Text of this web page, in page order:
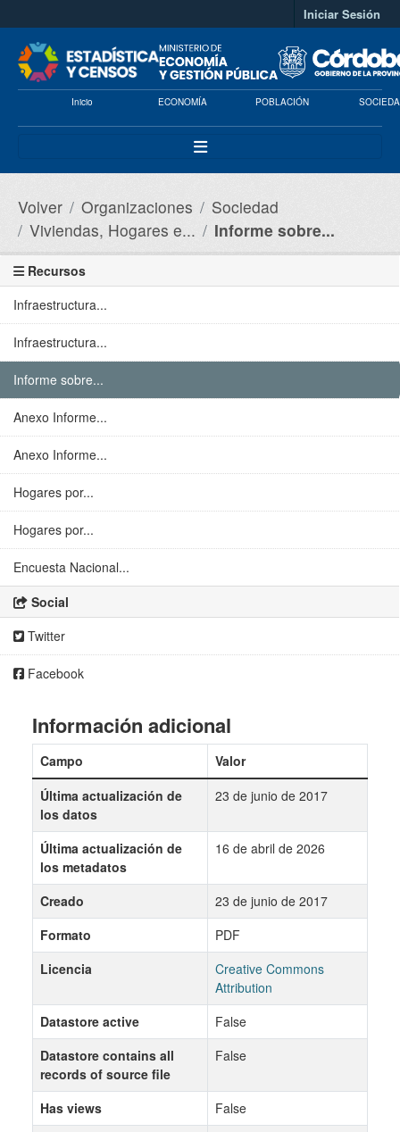
Iniciar Sesión
Inicio ECONOMÍA POBLACIÓN
Volver Organizaciones
Sociedad
Viviendas, Hogares e...
Informe sobre...
Recursos
Infraestructura...
Infraestructura...
Informe sobre...
Anexo Informe...
Anexo Informe...
Hogares por...
Hogares por...
Encuesta Nacional...
Social
Twitter
Facebook
Información adicional
Campo
Valor
Última actualización de
los datos
23 de junio de 2017
Última actualización de
los metadatos
16 de abril de 2026
Creado
23 de junio de 2017
Formato
PDF
Licencia
Creative Commons
Attribution
Datastore active
False
Datastore contains all
records of source file
False
Has views
False